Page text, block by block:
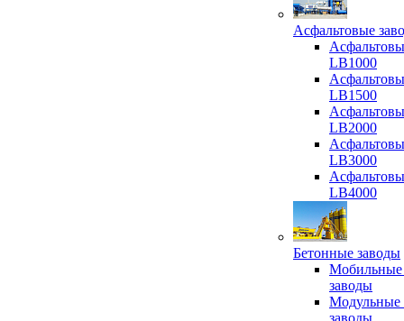
Асфальтовые
LB1000
LB1500
LB2000
LB3000
LB4000
Бетонные заводы
Мобильные
заводы
Модульные
заводы